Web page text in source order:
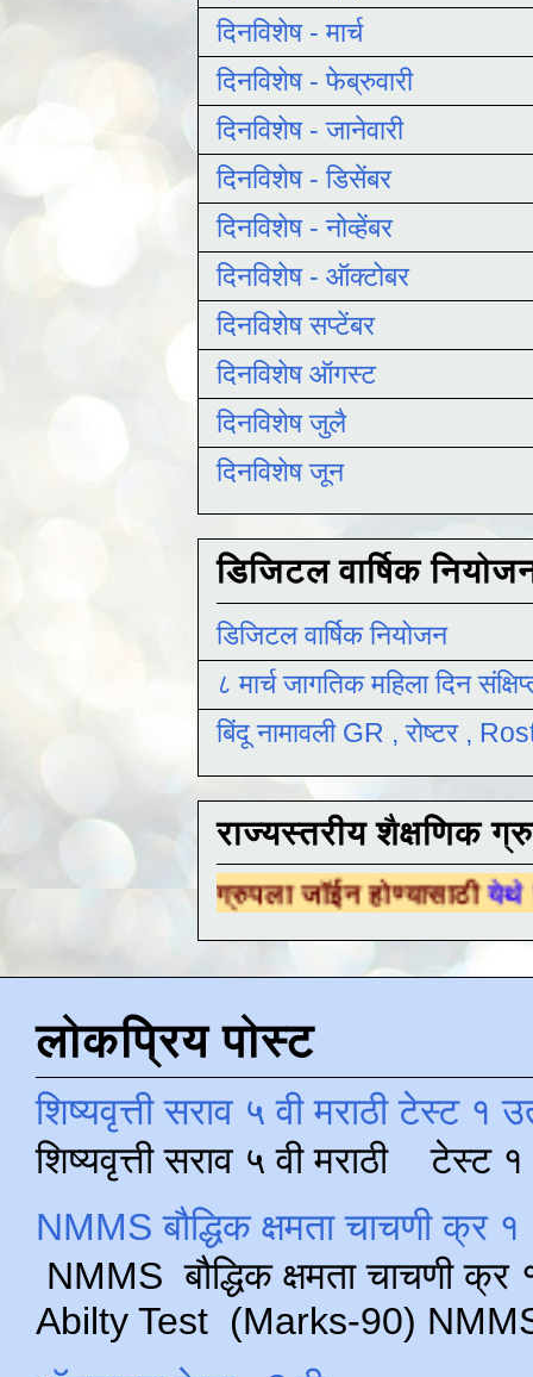
दिनविशेष - मार्च
दिनविशेष - फेब्रुवारी
दिनविशेष - जानेवारी
दिनविशेष - डिसेंबर
दिनविशेष - नोव्हेंबर
दिनविशेष - ऑक्टोबर
दिनविशेष सप्टेंबर
दिनविशेष ऑगस्ट
दिनविशेष जुलै
दिनविशेष जून
डिजिटल वार्षिक
डिजिटल वार्षिक नियोजन
८ मार्च जागतिक महिला दिन
बिंदू नामावली GR , रोष्टर ,
राज्यस्तरीय शैक्षणिक
ग्रुपला जॉईन होण्यासाठीयेथे क्लिक करा .
लोकप्रिय पोस्ट
शिष्यवृत्ती सराव ५ वी मराठी टेस्ट १
शिष्यवृत्ती सराव ५ वी मराठी टेस्ट
NMMS बौद्धिक क्षमता चाचणी क्र
NMMS बौद्धिक क्षमता चाचणी
Abilty Test (Marks-90) NMMS